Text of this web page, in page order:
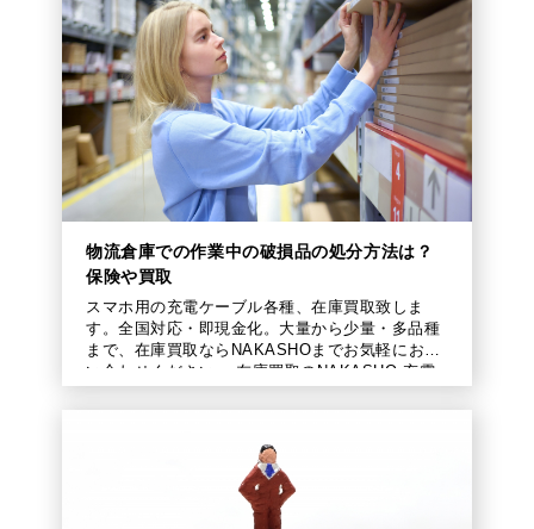
物流倉庫での作業中の破損品の処分方法は？
保険や買取
スマホ用の充電ケーブル各種、在庫買取致しま
す。全国対応・即現金化。大量から少量・多品種
まで、在庫買取ならNAKASHOまでお気軽にお問
い合わせください。 在庫買取のNAKASHO 充電